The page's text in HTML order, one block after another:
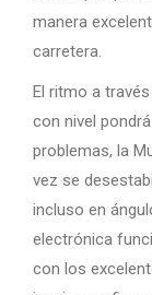
manera
carretera.
El ritmo a
con nivel
problemas, la
vez se
incluso en
electrónica
con los